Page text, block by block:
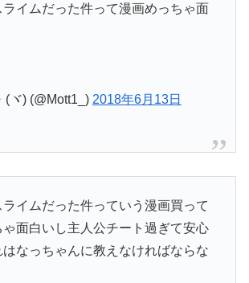
イムだった件って漫画めっちゃ面
ヾ) (@Mott1_) 2018年6月13日
イムだった件っていう漫画買って
面白いし主人公チート過ぎて安心
なっちゃんに教えなければならな